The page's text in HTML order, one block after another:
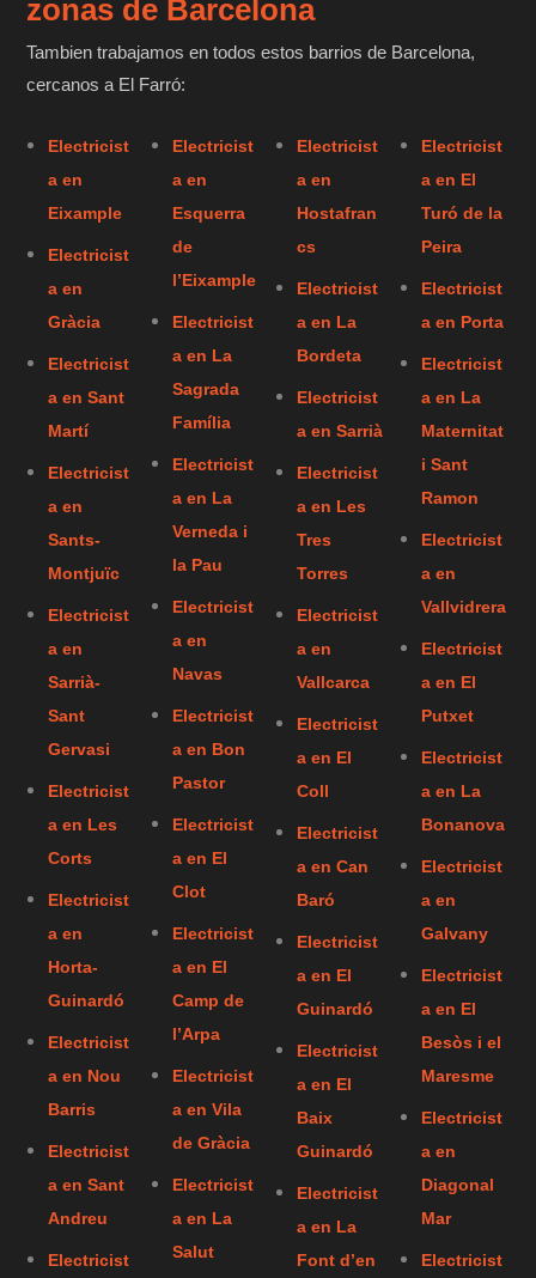
zonas de Barcelona
Tambien trabajamos en todos estos barrios de Barcelona,
cercanos a El Farró:
Electricist
a en
Eixample
Electricist
a en
Gràcia
Electricist
a en Sant
Martí
Electricist
a en
Sants-
Montjuïc
Electricist
a en
Sarrià-
Sant
Gervasi
Electricist
a en Les
Corts
Electricist
a en
Horta-
Guinardó
Electricist
a en Nou
Barris
Electricist
a en Sant
Andreu
Electricist
Electricist
a en
Esquerra
de
l’Eixample
Electricist
a en La
Sagrada
Família
Electricist
a en La
Verneda i
la Pau
Electricist
a en
Navas
Electricist
a en Bon
Pastor
Electricist
a en El
Clot
Electricist
a en El
Camp de
l’Arpa
Electricist
a en Vila
de Gràcia
Electricist
a en La
Salut
Electricist
a en
Hostafran
cs
Electricist
a en La
Bordeta
Electricist
a en Sarrià
Electricist
a en Les
Tres
Torres
Electricist
a en
Vallcarca
Electricist
a en El
Coll
Electricist
a en Can
Baró
Electricist
a en El
Guinardó
Electricist
a en El
Baix
Guinardó
Electricist
a en La
Font d’en
Electricist
a en El
Turó de la
Peira
Electricist
a en Porta
Electricist
a en La
Maternitat
i Sant
Ramon
Electricist
a en
Vallvidrera
Electricist
a en El
Putxet
Electricist
a en La
Bonanova
Electricist
a en
Galvany
Electricist
a en El
Besòs i el
Maresme
Electricist
a en
Diagonal
Mar
Electricist